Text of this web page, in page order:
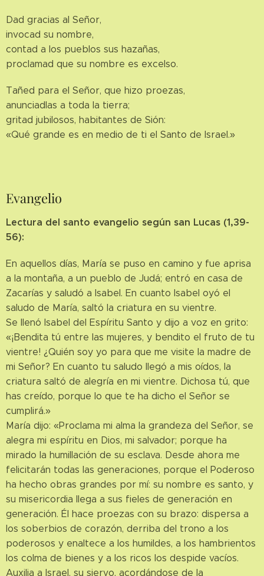
Dad gracias al Señor,
invocad su nombre,
contad a los pueblos sus hazañas,
proclamad que su nombre es excelso.
Tañed para el Señor, que hizo proezas,
anunciadlas a toda la tierra;
gritad jubilosos, habitantes de Sión:
«Qué grande es en medio de ti el Santo de Israel.»
Evangelio
Lectura del santo evangelio según san Lucas (1,39-
56):
En aquellos días, María se puso en camino y fue aprisa
a la montaña, a un pueblo de Judá; entró en casa de
Zacarías y saludó a Isabel. En cuanto Isabel oyó el
saludo de María, saltó la criatura en su vientre.
Se llenó Isabel del Espíritu Santo y dijo a voz en grito:
«¡Bendita tú entre las mujeres, y bendito el fruto de tu
vientre! ¿Quién soy yo para que me visite la madre de
mi Señor? En cuanto tu saludo llegó a mis oídos, la
criatura saltó de alegría en mi vientre. Dichosa tú, que
has creído, porque lo que te ha dicho el Señor se
cumplirá.»
María dijo: «Proclama mi alma la grandeza del Señor, se
alegra mi espíritu en Dios, mi salvador; porque ha
mirado la humillación de su esclava. Desde ahora me
felicitarán todas las generaciones, porque el Poderoso
ha hecho obras grandes por mí: su nombre es santo, y
su misericordia llega a sus fieles de generación en
generación. Él hace proezas con su brazo: dispersa a
los soberbios de corazón, derriba del trono a los
poderosos y enaltece a los humildes, a los hambrientos
los colma de bienes y a los ricos los despide vacíos.
Auxilia a Israel, su siervo, acordándose de la